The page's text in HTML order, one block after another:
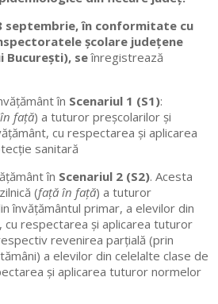
septembrie, în conformitate cu
școlare județene
București), seînregistrează
în Scenariul 1 (S1):
față) a tuturor preșcolarilor și
cu respectarea și aplicarea
sanitară
în Scenariul 2 (S2). Acesta
(față în față) a tuturor
învățământul primar, a elevilor din
cu respectarea și aplicarea tuturor
revenirea parțială (prin
a elevilor din celelalte clase de
și aplicarea tuturor normelor